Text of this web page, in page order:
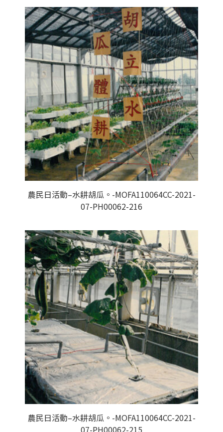
農民日活動–水耕胡瓜。-MOFA110064CC-2021-
07-PH00062-216
農民日活動–水耕胡瓜。-MOFA110064CC-2021-
07-PH00062-215